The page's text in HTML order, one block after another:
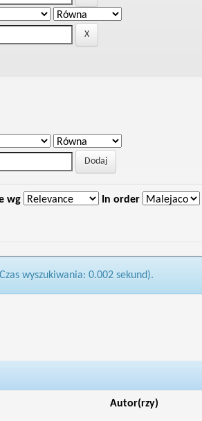
wg In order
wyszukiwania: 0.002 sekund).
Autor(rzy)